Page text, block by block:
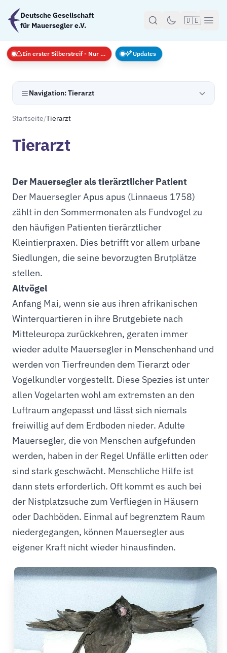
Zum Hauptinhalt springen
Deutsche Gesellschaft
für Mauersegler e.V.
🇩🇪
Navigation: Tierarzt
Startseite/Tierarzt
Tierarzt
Der Mauersegler als tierärztlicher Patient
Der Mauersegler Apus apus (Linnaeus 1758)
zählt in den Sommermonaten als Fundvogel zu
den häufigen Patienten tierärztlicher
Kleintierpraxen. Dies betrifft vor allem urbane
Siedlungen, die seine bevorzugten Brutplätze
stellen.
Altvögel
Anfang Mai, wenn sie aus ihren afrikanischen
Winterquartieren in ihre Brutgebiete nach
Mitteleuropa zurückkehren, geraten immer
wieder adulte Mauersegler in Menschenhand und
werden von Tierfreunden dem Tierarzt oder
Vogelkundler vorgestellt. Diese Spezies ist unter
allen Vogelarten wohl am extremsten an den
Luftraum angepasst und lässt sich niemals
freiwillig auf dem Erdboden nieder. Adulte
Mauersegler, die von Menschen aufgefunden
werden, haben in der Regel Unfälle erlitten oder
sind stark geschwächt. Menschliche Hilfe ist
dann stets erforderlich. Oft kommt es auch bei
der Nistplatzsuche zum Verfliegen in Häusern
oder Dachböden. Einmal auf begrenztem Raum
niedergegangen, können Mauersegler aus
eigener Kraft nicht wieder hinausfinden.
Ein erster Silberstreif - Nur Notfälle Updates